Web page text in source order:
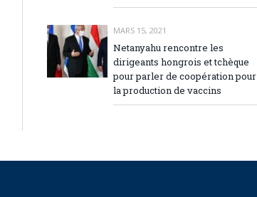
MARS 15, 2021
Netanyahu rencontre les
dirigeants hongrois et tchèque
pour parler de coopération pour
la production de vaccins